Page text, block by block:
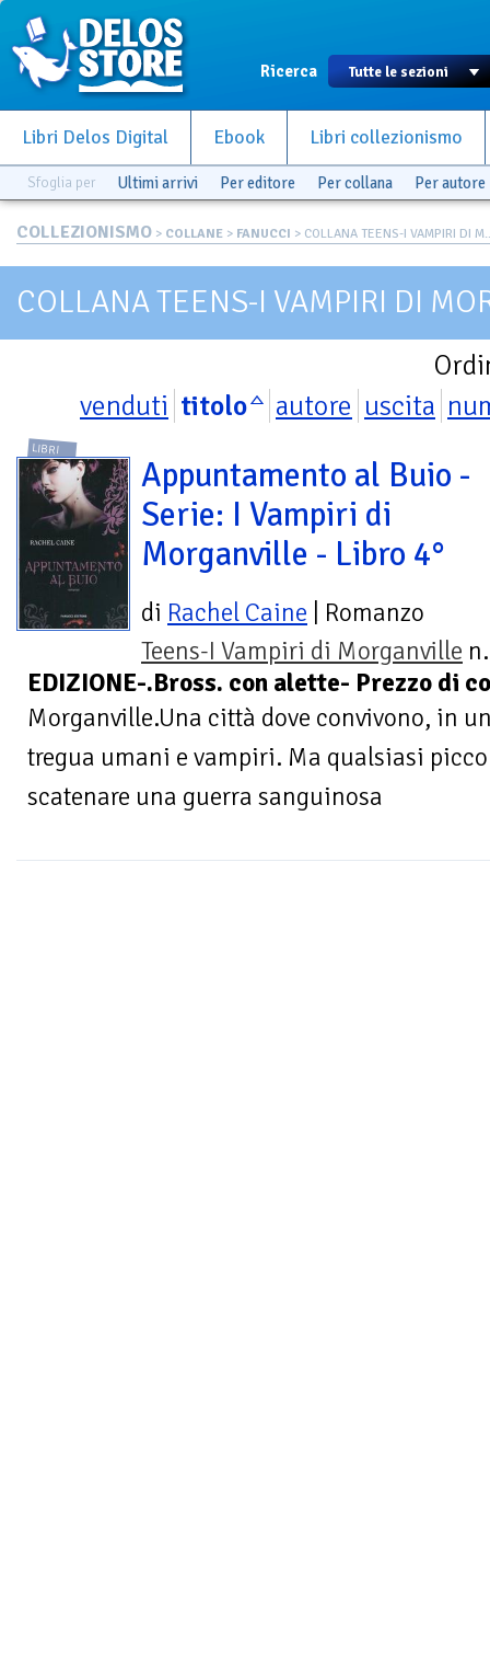
Ricerca
Libri Delos Digital Ebook Libri collezionismo
Sfoglia per Ultimi arrivi Per editore Per collana Per autore
COLLEZIONISMO > COLLANE > FANUCCI > COLLANA TEENS-I VAMPIRI DI
COLLANA TEENS-I VAMPIRI DI
venduti titolo autore uscita
LIBRI
Appuntamento al Buio -
Serie: I Vampiri di
Morganville - Libro 4°
di Rachel Caine | Romanzo
Teens-I Vampiri di Morganville
EDIZIONE-.Bross. con alette- Prezzo di
Morganville.Una città dove convivono, in
tregua umani e vampiri. Ma qualsiasi
scatenare una guerra sanguinosa